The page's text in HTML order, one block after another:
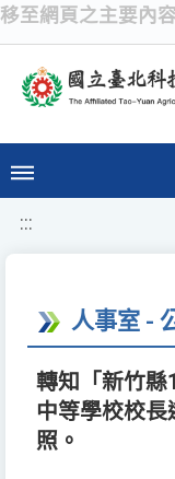
移至網頁之主要內
:::
人事室 -
轉知「新竹縣
中等學校校
照。